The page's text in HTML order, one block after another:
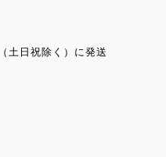
土日祝除く）に発送